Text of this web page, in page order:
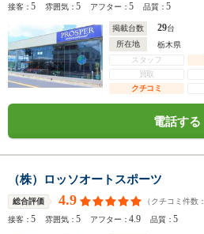
接客：5 雰囲気：5 アフター：5 品質：5
掲載台数 29台
所在地
栃木県
スタッフ
買取
クチコミ
電話する
（株）ロッソオートスポーツ
総合評価 4.9 （クチコミ件数：
接客：5 雰囲気：5 アフター：4.9 品質：5